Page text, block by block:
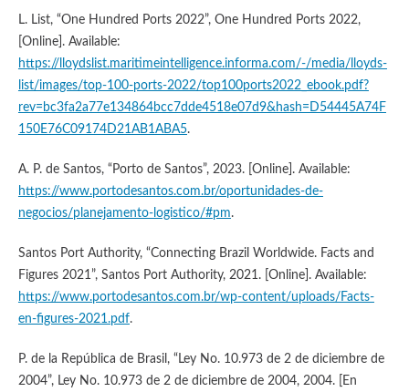
L. List, “One Hundred Ports 2022”, One Hundred Ports 2022,
[Online]. Available:
https://lloydslist.maritimeintelligence.informa.com/-/media/lloyds-
list/images/top-100-ports-2022/top100ports2022_ebook.pdf?
rev=bc3fa2a77e134864bcc7dde4518e07d9&hash=D54445A74F
150E76C09174D21AB1ABA5.
A. P. de Santos, “Porto de Santos”, 2023. [Online]. Available:
https://www.portodesantos.com.br/oportunidades-de-
negocios/planejamento-logistico/#pm.
Santos Port Authority, “Connecting Brazil Worldwide. Facts and
Figures 2021”, Santos Port Authority, 2021. [Online]. Available:
https://www.portodesantos.com.br/wp-content/uploads/Facts-
en-figures-2021.pdf.
P. de la República de Brasil, “Ley No. 10.973 de 2 de diciembre de
2004”, Ley No. 10.973 de 2 de diciembre de 2004, 2004. [En